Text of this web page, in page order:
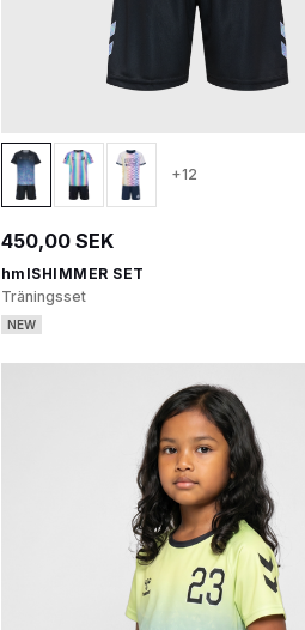
+12
450,00 SEK
hmlSHIMMER SET
Träningsset
NEW